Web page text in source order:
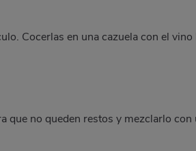
Cocerlas en una cazuela con el
que no queden restos y mezclarlo